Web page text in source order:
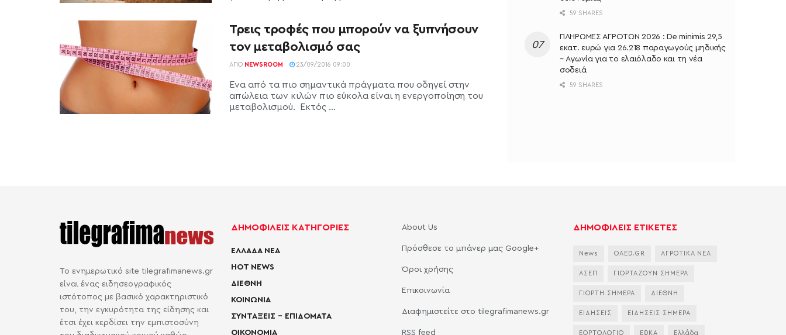
Τρεις τροφές που μπορούν να ξυπνήσουν
τον μεταβολισμό σας
ΑΠΌ NEWSROOM 23/09/2016 09:00
Ένα από τα πιο σημαντικά πράγματα που οδηγεί στην
απώλεια των κιλών πιο εύκολα είναι η ενεργοποίηση του
μεταβολισμού. Εκτός ...
59 SHARES
ΠΛΗΡΩΜΕΣ ΑΓΡΟΤΩΝ 2026 : De minimis 29,5
εκατ. ευρώ για 26.218 παραγωγούς μηδικής
– Αγωνία για το ελαιόλαδο και τη νέα
σοδειά
59 SHARES
Το ενημερωτικό site tilegrafimanews.gr
είναι ένας ειδησεογραφικός
ιστότοπος με βασικό χαρακτηριστικό
του, την εγκυρότητα της είδησης και
έτσι έχει κερδίσει την εμπιστοσύνη
ΔΗΜΟΦΙΛΕΙΣ ΚΑΤΗΓΟΡΙΕΣ
ΕΛΛΑΔΑ ΝΕΑ
HOT NEWS
ΔΙΕΘΝΗ
ΚΟΙΝΩΝΙΑ
ΣΥΝΤΑΞΕΙΣ – ΕΠΙΔΟΜΑΤΑ
ΟΙΚΟΝΟΜΙΑ
About Us
Πρόσθεσε το μπάνερ μας Google+
Όροι χρήσης
Επικοινωνία
Διαφημιστείτε στο tilegrafimanews.gr
RSS feed
ΔΗΜΟΦΙΛΕΙΣ ΕΤΙΚΕΤΕΣ
News OAED.GR ΑΓΡΟΤΙΚΑ ΝΕΑ
ΑΣΕΠ ΓΙΟΡΤΑΖΟΥΝ ΣΗΜΕΡΑ
ΓΙΟΡΤΗ ΣΗΜΕΡΑ ΔΙΕΘΝΗ
ΕΙΔΗΣΕΙΣ ΕΙΔΗΣΕΙΣ ΣΗΜΕΡΑ
ΕΟΡΤΟΛΟΓΙΟ ΕΦΚΑ Ελλάδα